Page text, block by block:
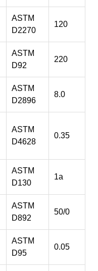
ASTM
D2270
120
ASTM
D92
220
ASTM
D2896
8.0
ASTM
D4628
0.35
ASTM
D130
1a
ASTM
D892
50/0
ASTM
D95
0.05